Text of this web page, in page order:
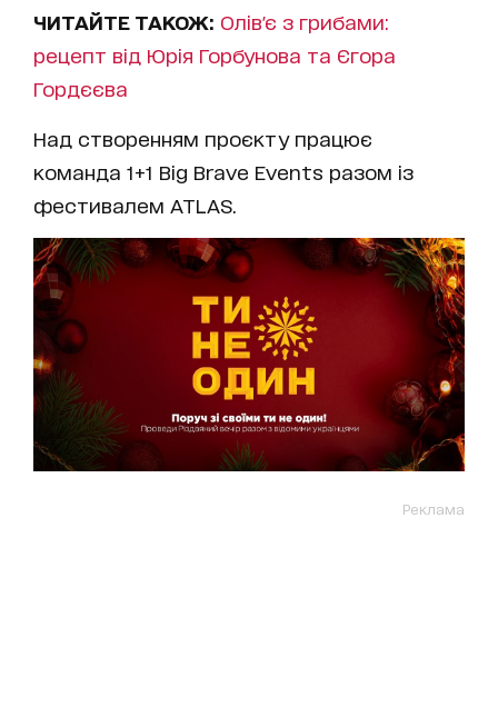
ЧИТАЙТЕ ТАКОЖ: Олів'є з грибами:
рецепт від Юрія Горбунова та Єгора
Гордєєва
Над створенням проєкту працює
команда 1+1 Big Brave Events разом із
фестивалем ATLAS.
Реклама